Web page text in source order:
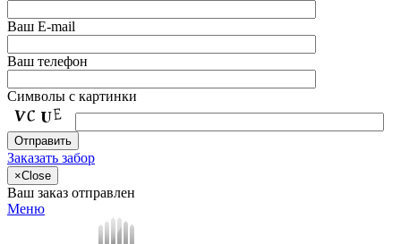
Ваш E-mail
Ваш телефон
Символы с картинки
Заказать забор
×Close
Ваш заказ отправлен
Меню